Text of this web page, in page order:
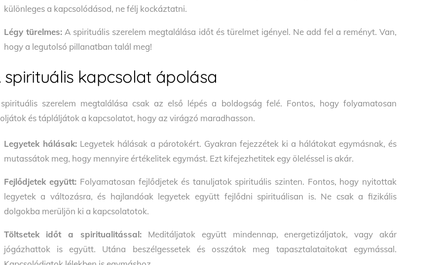
különleges a kapcsolódásod, ne félj kockáztatni.
Légy türelmes:A spirituális szerelem megtalálása időt és türelmet igényel. Ne add fel a reményt. Van,
hogy a legutolsó pillanatban talál meg!
spirituális kapcsolat ápolása
szerelem megtalálása csak az első lépés a boldogság felé. Fontos, hogy folyamatosan
és tápláljátok a kapcsolatot, hogy az virágzó maradhasson.
Legyetek hálásak:Legyetek hálásak a párotokért. Gyakran fejezzétek ki a hálátokat egymásnak, és
mutassátok meg, hogy mennyire értékelitek egymást. Ezt kifejezhetitek egy öleléssel is akár.
Fejlődjetek együtt: Folyamatosan fejlődjetek és tanuljatok spirituális szinten. Fontos, hogy nyitottak
legyetek a változásra, és hajlandóak legyetek együtt fejlődni spirituálisan is. Ne csak a fizikális
dolgokba merüljön ki a kapcsolatotok.
Töltsetek időt a spiritualitással: Meditáljatok együtt mindennap, energetizáljatok, vagy akár
jógázhattok is együtt. Utána beszélgessetek és osszátok meg tapasztalataitokat egymással.